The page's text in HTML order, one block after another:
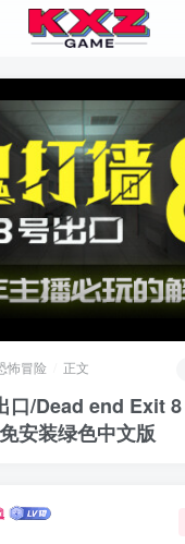
怖冒险 正文
口/Dead end Exit
安装绿色中文版